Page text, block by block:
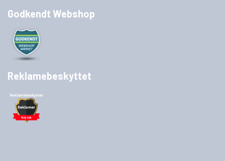
Godkendt Webshop
Reklamebeskyttet